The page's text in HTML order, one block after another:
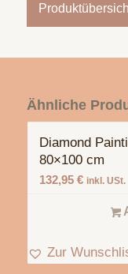
Ähnliche
Diamond
80×100 cm
132,95 € inkl. USt.
Zur